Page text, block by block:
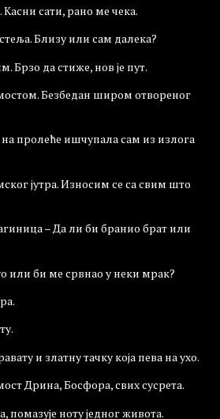
сати, рано ме чека.
Близу или сам далека?
Брзо да стиже, нов је пут.
Безбедан широм отвореног
на пролеће ишчупала сам из излога
јутра. Износим се са свим што
– Да ли би бранио брат или
или би ме срвнао у неки мрак?
и златну тачку која пева на ухо.
Дрина, Босфора, свих сусрета.
помазује ноту једног живота.